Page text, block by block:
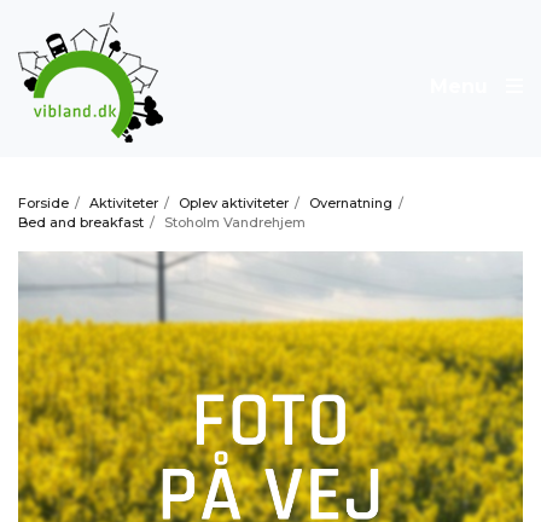
Forside / Aktiviteter / Oplev aktiviteter / Overnatning /
Bed and breakfast / Stoholm Vandrehjem